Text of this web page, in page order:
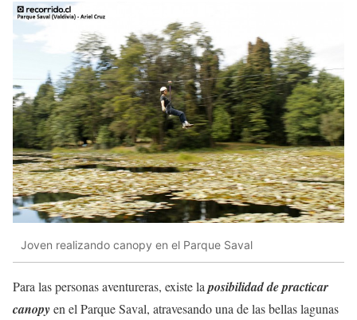
Joven realizando canopy en el Parque Saval
Para las personas aventureras, existe la posibilidad de practicar
canopyen el Parque Saval, atravesando una de las bellas lagunas